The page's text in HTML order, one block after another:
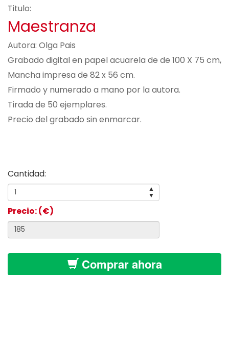
Titulo:
Maestranza
Autora: Olga Pais
Grabado digital en papel acuarela de de 100 X 75 cm,
Mancha impresa de 82 x 56 cm.
Firmado y numerado a mano por la autora.
Tirada de 50 ejemplares.
Precio del grabado sin enmarcar.
Cantidad:
▲
▼
Precio: (€)
Comprar ahora